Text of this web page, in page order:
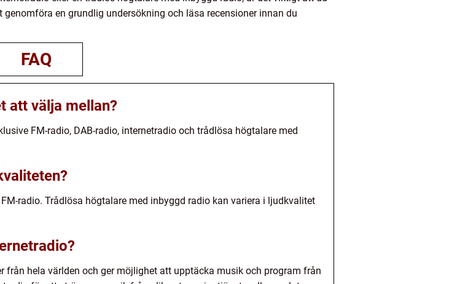
en grundlig undersökning och läsa recensioner innan du
FAQ
att välja mellan?
FM-radio, DAB-radio, internetradio och trådlösa högtalare med
radio. Trådlösa högtalare med inbyggd radio kan variera i ljudkvalitet
hela världen och ger möjlighet att upptäcka musik och program från